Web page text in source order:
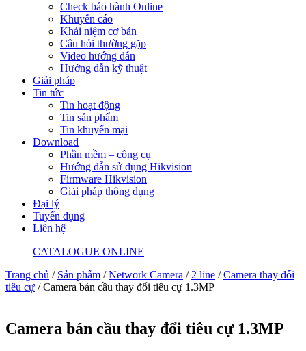
Check bảo hành Online
Khuyến cáo
Khái niệm cơ bản
Câu hỏi thường gặp
Video hướng dẫn
Hướng dẫn kỹ thuật
Giải pháp
Tin tức
Tin hoạt động
Tin sản phẩm
Tin khuyến mại
Download
Phần mềm – công cụ
Hướng dẫn sử dụng Hikvision
Firmware Hikvision
Giải pháp thông dụng
Đại lý
Tuyển dụng
Liên hệ
CATALOGUE ONLINE
Trang chủ / Sản phẩm /Network Camera /2 line /Camera thay đổi
tiêu cự / Camera bán cầu thay đổi tiêu cự 1.3MP
Camera bán cầu thay đổi tiêu cự 1.3MP